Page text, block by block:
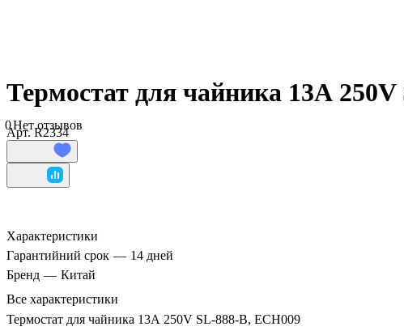
Термостат для чайника 13А
0Нет отзывов
Арт.R2334
Характеристики
Гарантийний срок — 14 дней
Бренд — Китай
Все характеристики
Термостат для чайника 13А 250V SL-888-B, ECH009